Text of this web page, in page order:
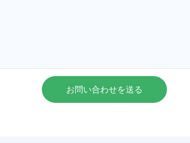
お問い合わせを送る